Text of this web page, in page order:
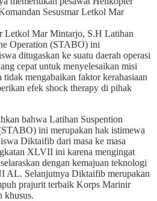
Sesusmar Letkol Mar
Letkol Mar Mintarjo, S.H Latihan
Operation (STABO) ini
ditugaskan ke suatu daerah operasi
cepat untuk menyelesaikan misi
mengabaikan faktor kerahasiaan
efek shock therapy di pihak
bahwa Latihan Suspention
ini merupakan hak istimewa
Diktaifib dari masa ke masa
XLVII ini karena mengingat
dengan kemajuan teknologi
AL. Selanjutnya Diktaifib merupakan
prajurit terbaik Korps Marinir
khusus.